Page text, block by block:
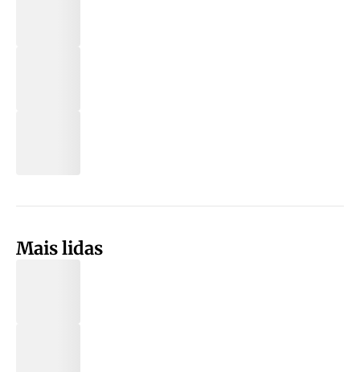
Mais lidas